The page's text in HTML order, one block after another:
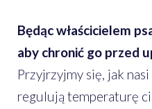
Będąc właścicielem
aby chronić go przed
Przyjrzyjmy się, jak
regulują temperaturę